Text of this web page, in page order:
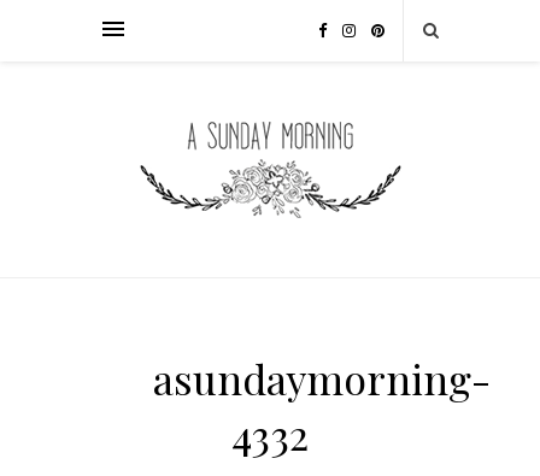
asundaymorning-
4332